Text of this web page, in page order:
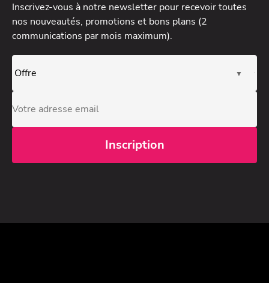
Inscrivez-vous à notre newsletter pour recevoir toutes
nos nouveautés, promotions et bons plans (2
communications par mois maximum).